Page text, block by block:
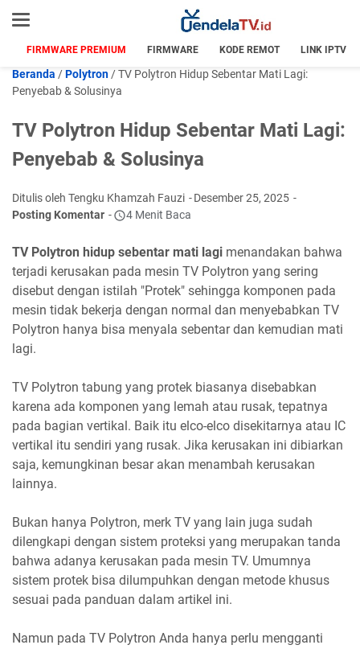
FIRMWARE PREMIUM FIRMWARE KODE REMOT LINK IPTV
Beranda /Polytron /TV Polytron Hidup Sebentar Mati Lagi:
Penyebab & Solusinya
TV Polytron Hidup Sebentar Mati Lagi:
Penyebab & Solusinya
Ditulis oleh Tengku Khamzah Fauzi
Desember 25, 2025
Posting Komentar
4 Menit Baca
TV Polytron hidup sebentar mati lagi menandakan bahwa
terjadi kerusakan pada mesin TV Polytron yang sering
disebut dengan istilah "Protek" sehingga komponen pada
mesin tidak bekerja dengan normal dan menyebabkan TV
Polytron hanya bisa menyala sebentar dan kemudian mati
lagi.
TV Polytron tabung yang protek biasanya disebabkan
karena ada komponen yang lemah atau rusak, tepatnya
pada bagian vertikal. Baik itu elco-elco disekitarnya atau IC
vertikal itu sendiri yang rusak. Jika kerusakan ini dibiarkan
saja, kemungkinan besar akan menambah kerusakan
lainnya.
Bukan hanya Polytron, merk TV yang lain juga sudah
dilengkapi dengan sistem proteksi yang merupakan tanda
bahwa adanya kerusakan pada mesin TV. Umumnya
sistem protek bisa dilumpuhkan dengan metode khusus
sesuai pada panduan dalam artikel ini.
Namun pada TV Polytron Anda hanya perlu mengganti